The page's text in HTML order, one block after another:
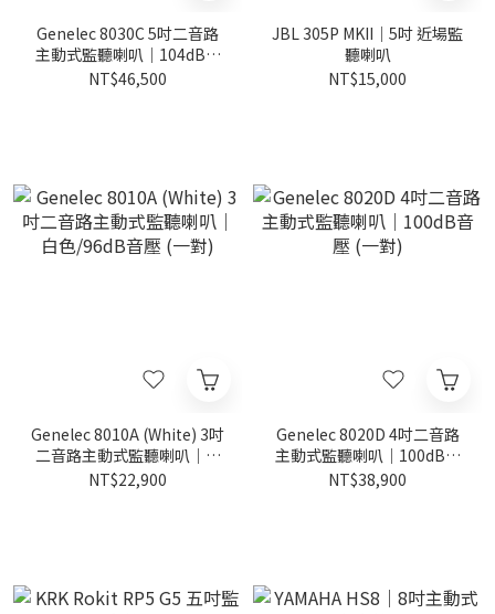
Genelec 8030C 5吋二音路
主動式監聽喇叭｜104dB音
壓 (一對)
NT$46,500
JBL 305P MKII｜5吋 近場監
聽喇叭
NT$15,000
Genelec 8010A (White) 3吋
二音路主動式監聽喇叭｜白
色/96dB音壓 (一對)
NT$22,900
Genelec 8020D 4吋二音路
主動式監聽喇叭｜100dB音
壓 (一對)
NT$38,900